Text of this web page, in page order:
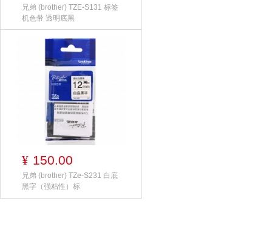
兄弟 (brother) TZE-S131 标签
机色带 透明底黑
¥ 150.00
兄弟 (brother) TZe-S231 白底
黑字（强粘性）标